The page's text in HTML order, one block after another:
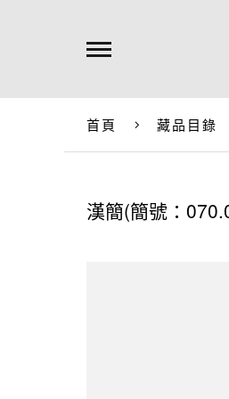
首頁 藏品目錄
漢簡(簡號：